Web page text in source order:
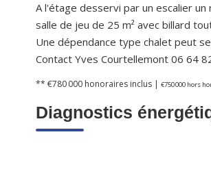
A l'étage desservi par un escalier
salle de jeu de 25 m² avec billard
Une dépendance type chalet peut
Contact Yves Courtellemont 06 64
** €780 000 honoraires inclus | €750 000 hors
Diagnostics